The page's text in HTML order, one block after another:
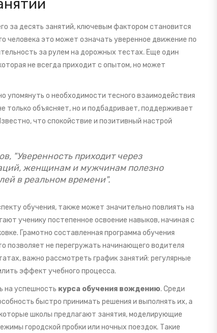
за десять занятий, ключевым фактором становится
человека это может означать уверенное движение по
за рулем на дорожных тестах. Еще один
не всегда приходит с опытом, но может
упомянуть о необходимости тесного взаимодействия
только объясняет, но и подбадривает, поддерживает
что спокойствие и позитивный настрой
"Уверенность приходит через
женщинам и мужчинам полезно
в реальном времени".
обучения, также может значительно повлиять на
ученику постепенное освоение навыков, начиная с
Грамотно составленная программа обучения
позволяет не перегружать начинающего водителя
важно рассмотреть график занятий: регулярные
эффект учебного процесса.
на успешность курса обучения вождению. Среди
быстро принимать решения и выполнять их, а
школы предлагают занятия, моделирующие
городской пробки или ночных поездок. Такие